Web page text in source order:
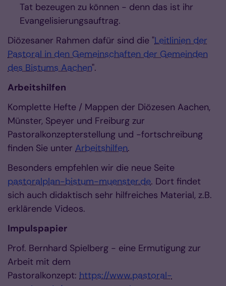
Tat bezeugen zu können - denn das ist ihr
Evangelisierungsauftrag.
Diözesaner Rahmen dafür sind die "Leitlinien der
Pastoral in den Gemeinschaften der Gemeinden
des Bistums Aachen".
Arbeitshilfen
Komplette Hefte / Mappen der Diözesen Aachen,
Münster, Speyer und Freiburg zur
Pastoralkonzepterstellung und -fortschreibung
finden Sie unter Arbeitshilfen.
Besonders empfehlen wir die neue Seite
pastoralplan-bistum-muenster.de. Dort findet
sich auch didaktisch sehr hilfreiches Material, z.B.
erklärende Videos.
Impulspapier
Prof. Bernhard Spielberg - eine Ermutigung zur
Arbeit mit dem
Pastoralkonzept: https://www.pastoral-